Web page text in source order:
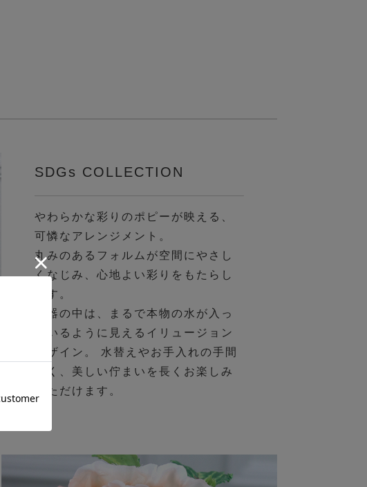
SDGs COLLECTION
やわらかな彩りのポピーが映える、
可憐なアレンジメント。
丸みのあるフォルムが空間にやさし
くなじみ、心地よい彩りをもたらし
ます。
花器の中は、まるで本物の水が入っ
ているように見えるイリュージョン
デザイン。 水替えやお手入れの手間
なく、美しい佇まいを長くお楽しみ
いただけます。